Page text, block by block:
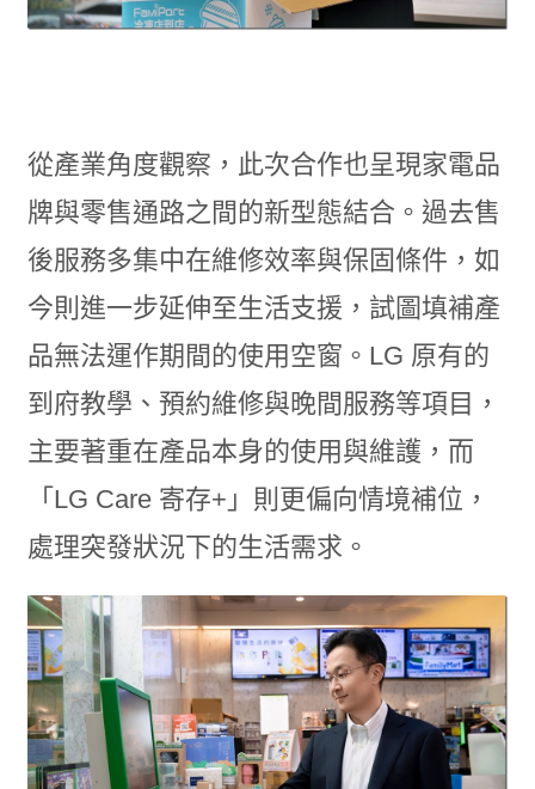
從產業角度觀察，此次合作也呈現家電品
牌與零售通路之間的新型態結合。過去售
後服務多集中在維修效率與保固條件，如
今則進一步延伸至生活支援，試圖填補產
品無法運作期間的使用空窗。LG 原有的
到府教學、預約維修與晚間服務等項目，
主要著重在產品本身的使用與維護，而
「LG Care 寄存+」則更偏向情境補位，
處理突發狀況下的生活需求。